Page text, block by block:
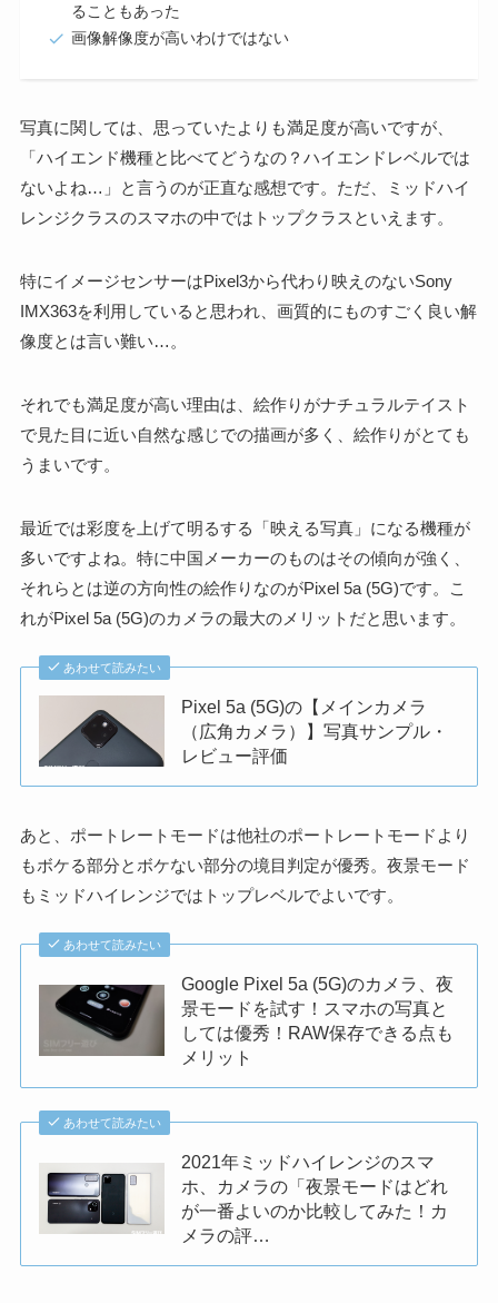
ることもあった
画像解像度が高いわけではない
写真に関しては、思っていたよりも満足度が高いですが、
「ハイエンド機種と比べてどうなの？ハイエンドレベルでは
ないよね…」と言うのが正直な感想です。ただ、ミッドハイ
レンジクラスのスマホの中ではトップクラスといえます。
特にイメージセンサーはPixel3から代わり映えのないSony
IMX363を利用していると思われ、画質的にものすごく良い解
像度とは言い難い…。
それでも満足度が高い理由は、絵作りがナチュラルテイスト
で見た目に近い自然な感じでの描画が多く、絵作りがとても
うまいです。
最近では彩度を上げて明るする「映える写真」になる機種が
多いですよね。特に中国メーカーのものはその傾向が強く、
それらとは逆の方向性の絵作りなのがPixel 5a (5G)です。こ
れがPixel 5a (5G)のカメラの最大のメリットだと思います。
あわせて読みたい
Pixel 5a (5G)の【メインカメラ
（広角カメラ）】写真サンプル・
レビュー評価
あと、ポートレートモードは他社のポートレートモードより
もボケる部分とボケない部分の境目判定が優秀。夜景モード
もミッドハイレンジではトップレベルでよいです。
あわせて読みたい
Google Pixel 5a (5G)のカメラ、夜
景モードを試す！スマホの写真と
しては優秀！RAW保存できる点も
メリット
あわせて読みたい
2021年ミッドハイレンジのスマ
ホ、カメラの「夜景モードはどれ
が一番よいのか比較してみた！カ
メラの評…